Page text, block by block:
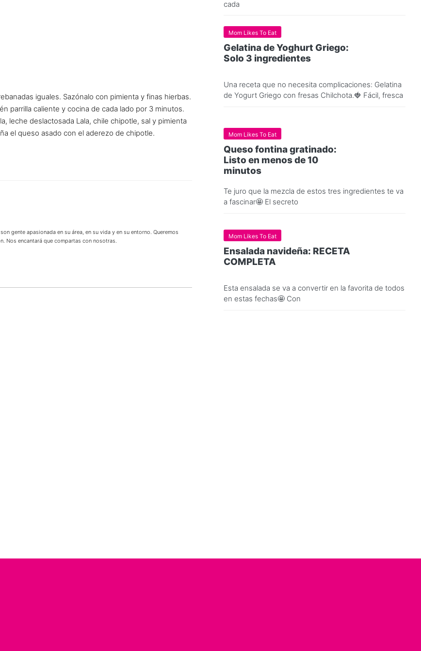
iguales. Sazónalo con pimienta y finas hierbas.
parrilla caliente y cocina de cada lado por 3 minutos.
leche deslactosada Lala, chile chipotle, sal y pimienta
el queso asado con el aderezo de chipotle.
gente apasionada en su área, en su vida y en su entorno. Queremos
Nos encantará que compartas con nosotras.
cada
Mom Likes To Eat
Gelatina de Yoghurt Griego:
Solo 3 ingredientes
Una receta que no necesita complicaciones: Gelatina
de Yogurt Griego con fresas Chilchota.🍓 Fácil, fresca
Mom Likes To Eat
Queso fontina gratinado:
Listo en menos de 10
minutos
Te juro que la mezcla de estos tres ingredientes te va
a fascinar🤩 El secreto
Mom Likes To Eat
Ensalada navideña: RECETA
COMPLETA
Esta ensalada se va a convertir en la favorita de todos
en estas fechas🤩 Con